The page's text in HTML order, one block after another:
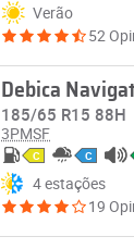
Verão
52
Debica
185/65 R15 88H
3PMSF
C C
4 estações
19